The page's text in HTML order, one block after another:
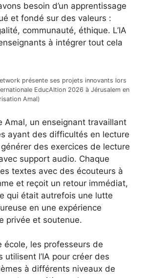
besoin d’un apprentissage
et fondé sur des valeurs :
communauté, éthique. L’IA
à intégrer tout cela
présente ses projets innovants lors
EducAItion 2026 à Jérusalem en
Amal)
Amal, un enseignant travaillant
ayant des difficultés en lecture
générer des exercices de lecture
support audio. Chaque
textes avec des écouteurs à
et reçoit un retour immédiat,
qui était autrefois une lutte
en une expérience
privée et soutenue.
école, les professeurs de
utilisent l’IA pour créer des
à différents niveaux de